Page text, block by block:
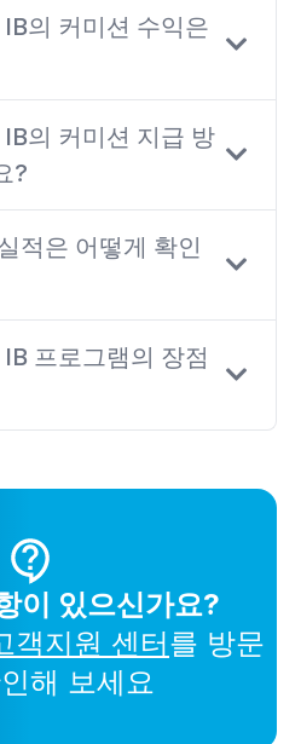
의 커미션 수익은
의 커미션 지급 방
?
적은 어떻게 확인
프로그램의 장점
이 있으신가요?
객지원 센터를 방문
해 보세요